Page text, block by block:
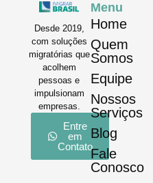
Desde 2019,
com soluções
migratórias que
acolhem
pessoas e
impulsionam
empresas.
Entre
em
Contato
Menu
Home
Quem
Somos
Equipe
Nossos
Serviços
Blog
Fale
Conosco